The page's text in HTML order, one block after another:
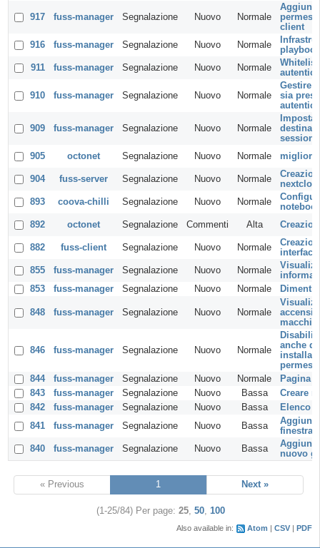
917 fuss-manager Segnalazione Nuovo Normale
client
916
fuss-manager Segnalazione Nuovo Normale
911
fuss-manager Segnalazione Nuovo Normale
910 fuss-manager Segnalazione Nuovo Normale
Gestire
sia
909 fuss-manager Segnalazione Nuovo Normale
sessione
905
octonet Segnalazione Nuovo Normale
904 fuss-server Segnalazione Nuovo Normale
893
coova-chilli Segnalazione Nuovo Normale
892
octonet Segnalazione Commenti Alta
882 fuss-client Segnalazione Nuovo Normale
855
fuss-manager Segnalazione Nuovo Normale
853
fuss-manager Segnalazione Nuovo Normale
848 fuss-manager Segnalazione Nuovo Normale
846 fuss-manager Segnalazione Nuovo Normale
anche
844
fuss-manager Segnalazione Nuovo Normale
Pagina
843
fuss-manager Segnalazione Nuovo Bassa
Creare
842
fuss-manager Segnalazione Nuovo Bassa
Elenco
841
fuss-manager Segnalazione Nuovo Bassa
finestra
840
fuss-manager Segnalazione Nuovo Bassa
nuovo
« Previous 1 Next »
(1-25/84) Per page: 25 50 100
Also available in: Atom CSV PDF